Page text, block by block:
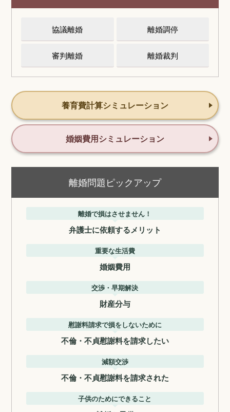
協議離婚 離婚調停
審判離婚 離婚裁判
養育費計算シミュレーション
婚姻費用シミュレーション
離婚問題ピックアップ
離婚で損はさせません！
弁護士に依頼するメリット
重要な生活費
婚姻費用
交渉・早期解決
財産分与
慰謝料請求で損をしないために
不倫・不貞慰謝料を請求したい
減額交渉
不倫・不貞慰謝料を請求された
子供のためにできること